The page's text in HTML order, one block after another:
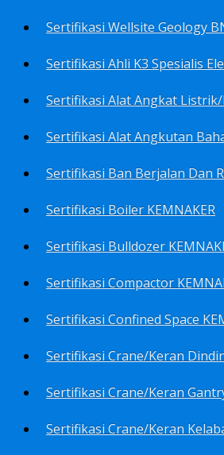
Sertifikasi Wellsite Geology
Sertifikasi Boiler KEMNAKER
Sertifikasi Bulldozer
Sertifikasi Compactor
Sertifikasi Confined Space
Sertifikasi Crane/Keran
Sertifikasi Crane/Keran
Sertifikasi Crane/Keran